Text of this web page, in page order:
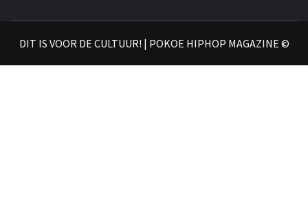
DIT IS VOOR DE CULTUUR! | POKOE HIPHOP MAGAZINE ©